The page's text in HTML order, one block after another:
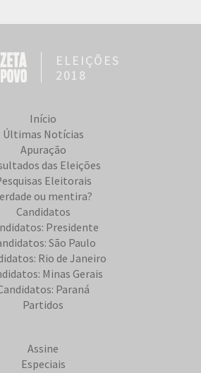
ELEIÇÕES
2018
Início
Últimas Notícias
Apuração
das Eleições
Eleitorais
ou mentira?
Candidatos
Presidente
São Paulo
Rio de Janeiro
Minas Gerais
Paraná
Partidos
Assine
Especiais